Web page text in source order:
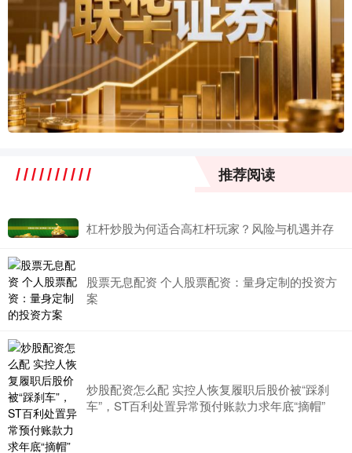
推荐阅读
杠杆炒股为何适合高杠杆玩家？风险与机遇并存
股票无息配资 个人股票配资：量身定制的投资方
案
炒股配资怎么配 实控人恢复履职后股价被“踩刹
车”，ST百利处置异常预付账款力求年底“摘帽”